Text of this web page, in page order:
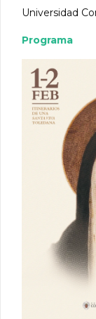
Universidad
Programa